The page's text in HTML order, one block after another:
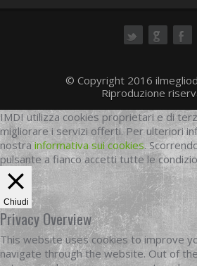
© Copyright 2016
Riproduzione
IMDI utilizza cookies proprietari e di
migliorare i servizi offerti. Per ulteriori
nostrainformativa sui cookies.
pulsante a fianco accetti tutte le
Chiudi
Privacy Overview
This website uses cookies to improve
navigate through the website. Out of